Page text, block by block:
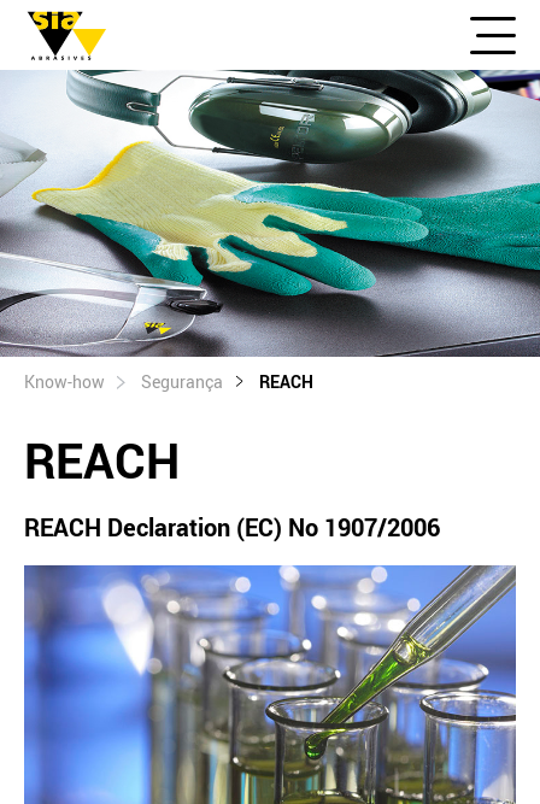
Know-how Segurança REACH
REACH
REACH Declaration (EC) No 1907/2006